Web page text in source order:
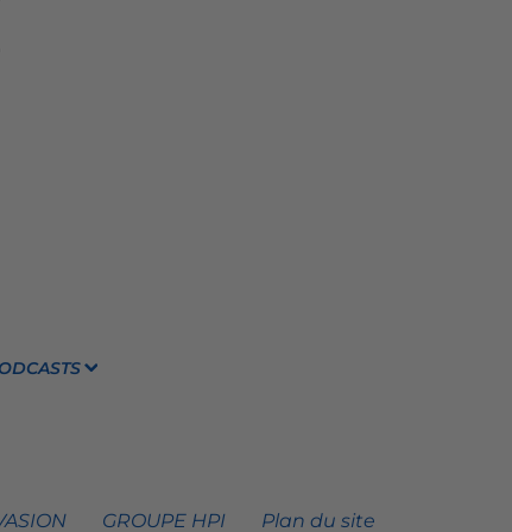
GROUPE HPI Plan du site